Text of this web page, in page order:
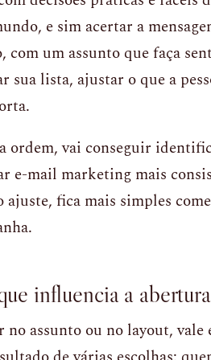
e sim acertar a
com um assunto que faça
sua lista, ajustar o que a
ordem, vai conseguir
e-mail marketing mais
ajuste, fica mais simples
influencia a
no assunto ou no layout,